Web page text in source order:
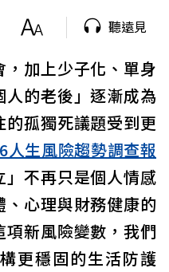
聽遠見
加上少子化、單身
的老後」逐漸成為
孤獨死議題受到更
人生風險趨勢調查報
不再只是個人情感
心理與財務健康的
新風險變數，我們
更穩固的生活防護